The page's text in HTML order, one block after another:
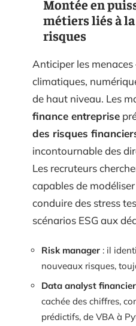
Montée en
métiers liés à
risques
Anticiper les menaces
climatiques,
de haut niveau. Les
finance entreprise
des risques
incontournable des
Les recruteurs
capables de
conduire des stress
scénarios ESG aux
Risk manager : il
nouveaux risques,
Data analyst financier
cachée des chiffres,
prédictifs, de VBA à